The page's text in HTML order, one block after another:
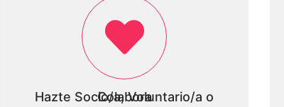
Hazte Socio/a, Voluntario/a o Colabora